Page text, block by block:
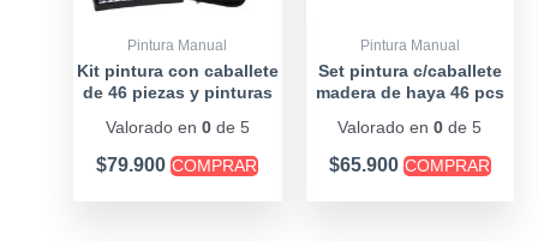
Pintura Manual
Kit pintura con caballete
de 46 piezas y pinturas
Valorado en 0de 5
$79.900 COMPRAR
Pintura Manual
Set pintura c/caballete
madera de haya 46 pcs
Valorado en0 de 5
$65.900 COMPRAR